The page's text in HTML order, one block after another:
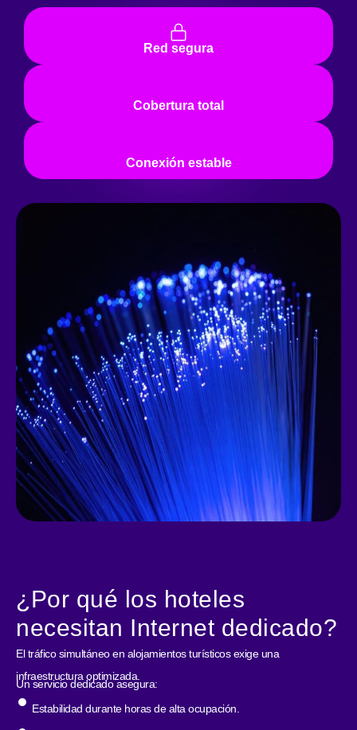
Red segura
Cobertura total
Conexión estable
¿Por qué los hoteles
necesitan Internet dedicado?
El tráfico simultáneo en alojamientos turísticos exige una
infraestructura optimizada.
Un servicio dedicado asegura:
Estabilidad durante horas de alta ocupación.